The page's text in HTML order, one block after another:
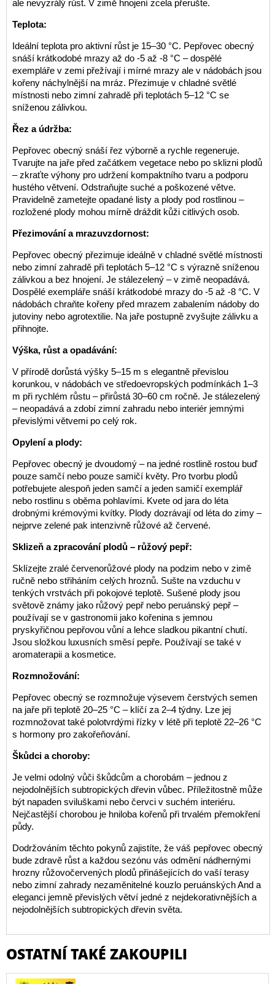
ale nevyzrálý růst. V zimě hnojení zcela přerušte.
Teplota:
Ideální teplota pro aktivní růst je 15–30 °C. Pepřovec obecný
snáší krátkodobé mrazy až do -5 až -8 °C – dospělé
exempláře v zemi přežívají i mírné mrazy ale v nádobách jsou
kořeny náchylnější na mráz. Přezimuje v chladné světlé
místnosti nebo zimní zahradě při teplotách 5–12 °C se
sníženou zálivkou.
Řez a údržba:
Pepřovec obecný snáší řez výborně a rychle regeneruje.
Tvarujte na jaře před začátkem vegetace nebo po sklizni plodů
– zkraťte výhony pro udržení kompaktního tvaru a podporu
hustého větvení. Odstraňujte suché a poškozené větve.
Pravidelně zametejte opadané listy a plody pod rostlinou –
rozložené plody mohou mírně dráždit kůži citlivých osob.
Přezimování a mrazuvzdornost:
Pepřovec obecný přezimuje ideálně v chladné světlé místnosti
nebo zimní zahradě při teplotách 5–12 °C s výrazně sníženou
zálivkou a bez hnojení. Je stálezelený – v zimě neopadává.
Dospělé exempláře snáší krátkodobé mrazy do -5 až -8 °C. V
nádobách chraňte kořeny před mrazem zabalením nádoby do
jutoviny nebo agrotextilie. Na jaře postupně zvyšujte zálivku a
přihnojte.
Výška, růst a opadávání:
V přírodě dorůstá výšky 5–15 m s elegantně převislou
korunkou, v nádobách ve středoevropských podmínkách 1–3
m při rychlém růstu – přirůstá 30–60 cm ročně. Je stálezelený
– neopadává a zdobí zimní zahradu nebo interiér jemnými
převislými větvemi po celý rok.
Opylení a plody:
Pepřovec obecný je dvoudomý – na jedné rostlině rostou buď
pouze samčí nebo pouze samičí květy. Pro tvorbu plodů
potřebujete alespoň jeden samčí a jeden samičí exemplář
nebo rostlinu s oběma pohlavími. Kvete od jara do léta
drobnými krémovými kvítky. Plody dozrávají od léta do zimy –
nejprve zelené pak intenzivně růžové až červené.
Sklizeň a zpracování plodů – růžový pepř:
Sklízejte zralé červenorůžové plody na podzim nebo v zimě
ručně nebo střiháním celých hroznů. Sušte na vzduchu v
tenkých vrstvách při pokojové teplotě. Sušené plody jsou
světově známy jako růžový pepř nebo peruánský pepř –
používají se v gastronomii jako kořenina s jemnou
pryskyřičnou pepřovou vůní a lehce sladkou pikantní chutí.
Jsou složkou luxusních směsí pepře. Používají se také v
aromaterapii a kosmetice.
Rozmnožování:
Pepřovec obecný se rozmnožuje výsevem čerstvých semen
na jaře při teplotě 20–25 °C – klíčí za 2–4 týdny. Lze jej
rozmnožovat také polotvrdými řízky v létě při teplotě 22–26 °C
s hormony pro zakořeňování.
Škůdci a choroby:
Je velmi odolný vůči škůdcům a chorobám – jednou z
nejodolnějších subtropických dřevin vůbec. Příležitostně může
být napaden sviluškami nebo červci v suchém interiéru.
Nejčastější chorobou je hniloba kořenů při trvalém přemokření
půdy.
Dodržováním těchto pokynů zajistíte, že váš pepřovec obecný
bude zdravě růst a každou sezónu vás odmění nádhernými
hrozny růžovočervených plodů přinášejících do vaší terasy
nebo zimní zahrady nezaměnitelné kouzlo peruánských And a
eleganci jemně převislých větví jedné z nejdekorativnějších a
nejodolnějších subtropických dřevin světa.
OSTATNÍ TAKÉ ZAKOUPILI